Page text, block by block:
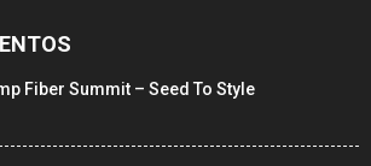
Fiber Summit – Seed To Style